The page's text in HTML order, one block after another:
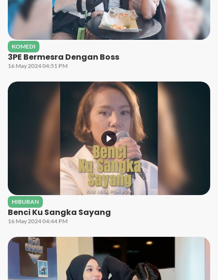
KOMEDI
3PE Bermesra Dengan Boss
16 May 2024 04:51 PM
HIBURAN
Benci Ku Sangka Sayang
16 May 2024 04:44 PM